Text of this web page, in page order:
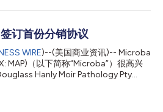
的治疗：MetaPanel™展现出高临床
两项独立临床研究证明了Microba的
的临床效用。 研究发现： 40%处于病
肠道(GI)病原体呈阳性，并且 其中超
常规检测方法无法检出 这些结果为
订首份分销协议
WIRE)--(美国商业资讯)-- Microba
MAP)（以下简称“Microba”）很高兴
Hanly Moir Pathology Pty